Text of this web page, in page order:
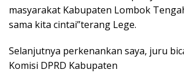
masyarakat Kabupaten Lombok
sama kita cintai”terang Lege.
Selanjutnya perkenankan saya, juru
Komisi DPRD Kabupaten